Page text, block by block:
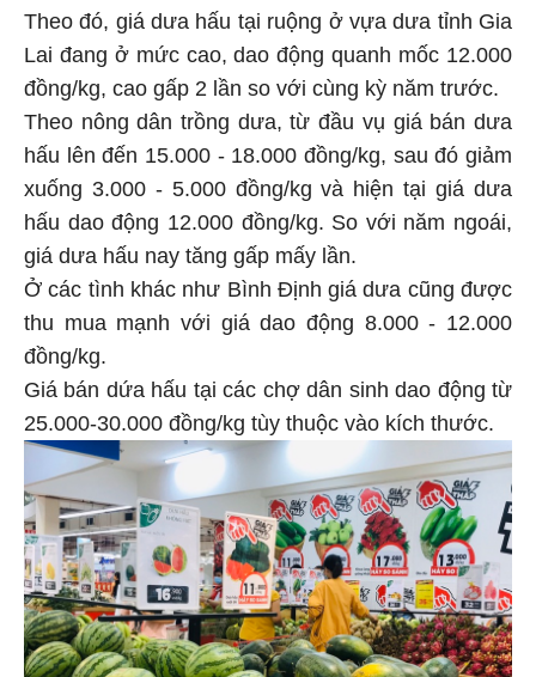
Theo đó, giá dưa hấu tại ruộng ở vựa dưa tỉnh Gia
Lai đang ở mức cao, dao động quanh mốc 12.000
đồng/kg, cao gấp 2 lần so với cùng kỳ năm trước.
Theo nông dân trồng dưa, từ đầu vụ giá bán dưa
hấu lên đến 15.000 - 18.000 đồng/kg, sau đó giảm
xuống 3.000 - 5.000 đồng/kg và hiện tại giá dưa
hấu dao động 12.000 đồng/kg. So với năm ngoái,
giá dưa hấu nay tăng gấp mấy lần.
Ở các tình khác như Bình Định giá dưa cũng được
thu mua mạnh với giá dao động 8.000 - 12.000
đồng/kg.
Giá bán dứa hấu tại các chợ dân sinh dao động từ
25.000-30.000 đồng/kg tùy thuộc vào kích thước.